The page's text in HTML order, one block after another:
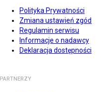
Polityka Prywatności
Zmiana ustawień zgód
Regulamin serwisu
Informacje o nadawcy
Deklaracja dostępności
PARTNERZY